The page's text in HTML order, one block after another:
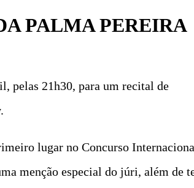
PALMA PEREIRA
pelas 21h30, para um recital de
lugar no Concurso
menção especial do júri, além de